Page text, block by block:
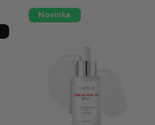
Novinka